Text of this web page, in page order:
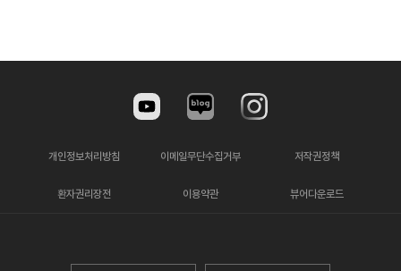
개인정보처리방침 이메일무단수집거부 저작권정책
환자권리장전 이용약관 뷰어다운로드